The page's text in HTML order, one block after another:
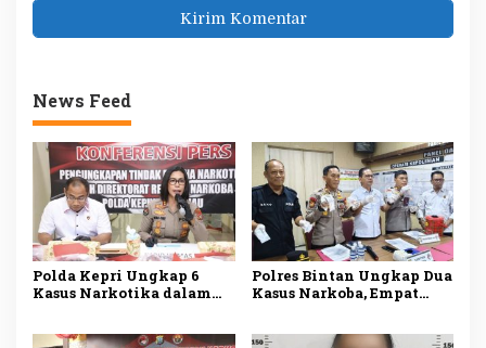
News Feed
Polda Kepri Ungkap 6
Kasus Narkotika dalam
Polres Bintan Ungkap Dua
Kasus Narkoba, Empat